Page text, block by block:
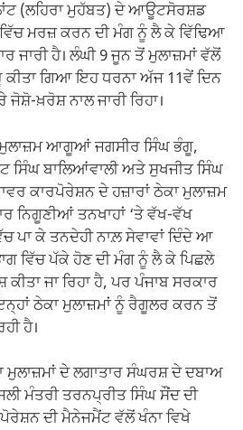
(ਲਹਿਰਾ ਮੁਹੱਬਤ) ਦੇ ਆਊਟਸੋਰਸ਼ਡ
ਵਿੱਚ ਮਰਜ਼ ਕਰਨ ਦੀ ਮੰਗ ਨੂੰ ਲੈ ਕੇ ਵਿੱਢਿਆ
ਜਾਰੀ ਹੈ। ਲੰਘੀ 9 ਜੂਨ ਤੋਂ ਮੁਲਾਜ਼ਮਾਂ ਵੱਲੋਂ
ਗਿਆ ਇਹ ਧਰਨਾ ਅੱਜ 11ਵੇਂ ਦਿਨ
ਖ਼ਰੋਸ਼ ਨਾਲ ਜਾਰੀ ਰਿਹਾ।
ਆਗੂਆਂ ਜਗਸੀਰ ਸਿੰਘ ਭੰਗੂ,
ਸਿੰਘ ਬਾਲਿਆਂਵਾਲੀ ਅਤੇ ਸੁਖਜੀਤ ਸਿੰਘ
ਕਾਰਪੋਰੇਸ਼ਨ ਦੇ ਹਜ਼ਾਰਾਂ ਠੇਕਾ ਮੁਲਾਜ਼ਮ
ਨਿਗੂਣੀਆਂ ਤਨਖਾਹਾਂ ‘ਤੇ ਵੱਖ-ਵੱਖ
ਪਾ ਕੇ ਤਨਦੇਹੀ ਨਾਲ਼ ਸੇਵਾਵਾਂ ਦਿੰਦੇ ਆ
ਵਿੱਚ ਪੱਕੇ ਹੋਣ ਦੀ ਮੰਗ ਨੂੰ ਲੈ ਕੇ ਪਿਛਲੇ
ਜਾ ਰਿਹਾ ਹੈ, ਪਰ ਪੰਜਾਬ ਸਰਕਾਰ
ਠੇਕਾ ਮੁਲਾਜ਼ਮਾਂ ਨੂੰ ਰੈਗੂਲਰ ਕਰਨ ਤੋਂ
ਹੈ।
ਦੇ ਲਗਾਤਾਰ ਸੰਘਰਸ਼ ਦੇ ਦਬਾਅ
ਮੰਤਰੀ ਤਰਨਪ੍ਰੀਤ ਸਿੰਘ ਸੌਂਦ ਦੀ
ਦੀ ਮੈਨੇਜਮੈਂਟ ਵੱਲੋਂ ਖੰਨਾ ਵਿਖੇ